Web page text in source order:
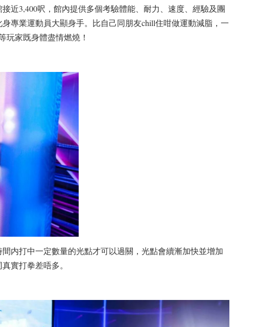
近3,400呎，館內提供多個考驗體能、耐力、速度、經驗及團
專業運動員大顯身手。比自己同朋友chill住咁做運動減脂，一
玩家既身體盡情燃燒！
内打中一定數量的光點才可以過關，光點會續漸加快並增加
實打拳差唔多。